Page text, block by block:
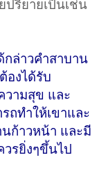
ปริยายเป็นเช่น
กล่าวคำสาบาน
องได้รับ
วามสุข และ
ถทำให้เขาและ
นก้าวหน้า และมี
รยิ่งๆขึ้นไป